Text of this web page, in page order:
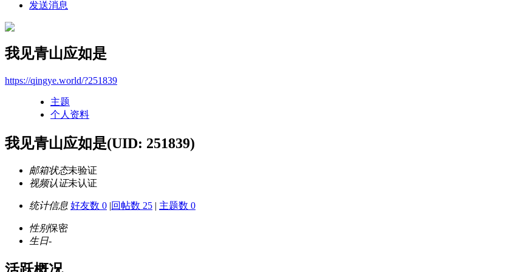
发送消息
我见青山应如是
https://qingye.world/?251839
主题
个人资料
我见青山应如是(UID: 251839)
邮箱状态未验证
视频认证未认证
统计信息 好友数 0 |回帖数 25 | 主题数 0
性别保密
生日-